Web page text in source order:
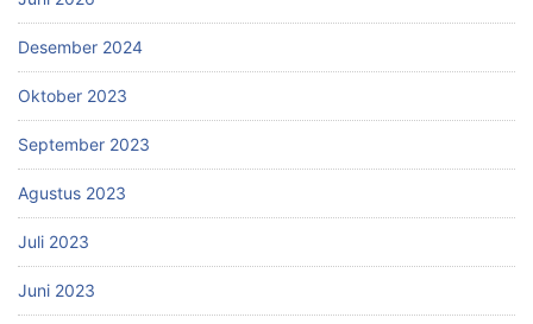
Desember 2024
Oktober 2023
September 2023
Agustus 2023
Juli 2023
Juni 2023